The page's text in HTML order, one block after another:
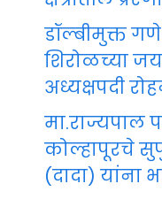
डॉल्बीमुक्त
शिरोळच्या
अध्यक्षपदी
मा.राज्यपाल
कोल्हापूरचे
(दादा) यांना